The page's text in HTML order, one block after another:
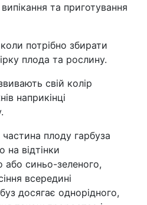
та приготування
потрібно збирати
плода та рослину.
свій колір
наприкінці
плоду гарбуза
на відтінки
або синьо-зеленого,
всередині
досягає однорідного,